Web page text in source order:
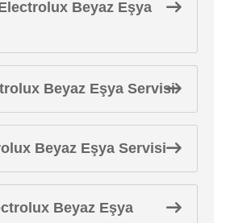
Beyaz Eşya
Beyaz Eşya Servisi
Beyaz Eşya Servisi
Beyaz Eşya